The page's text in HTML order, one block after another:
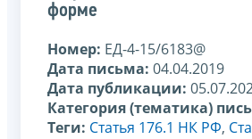
форме
Номер: ЕД-4-15/6183@
Дата письма: 04.04.2019
Дата публикации:
Категория (тематика)
Теги: Статья 176.1 НК РФ,